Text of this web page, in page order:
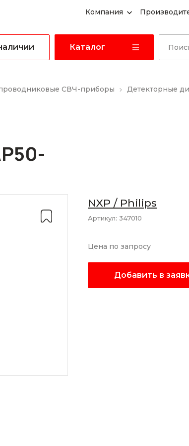
Компания
Каталог
СВЧ-приборы Детекторные
NXP / Philips
Артикул: 347010
Цена по запросу
Добавить в